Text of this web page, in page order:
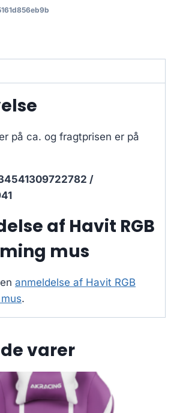
på ca. og fragtprisen er på
/
af Havit RGB
mus
anmeldelse af Havit RGB
.
varer